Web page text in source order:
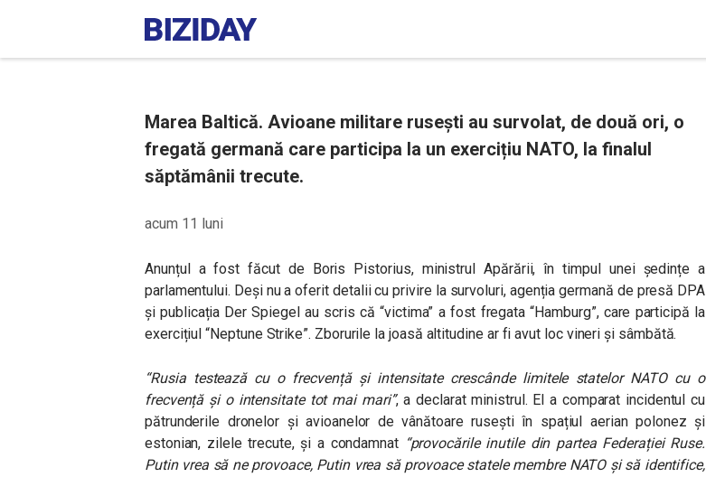
Marea Baltică. Avioane militare rusești au survolat, de două ori, o
fregată germană care participa la un exercițiu NATO, la finalul
săptămânii trecute.
acum 11 luni
Anunțul a fost făcut de Boris Pistorius, ministrul Apărării, în timpul unei ședințe a
parlamentului. Deși nu a oferit detalii cu privire la survoluri, agenția germană de presă DPA
și publicația Der Spiegel au scris că “victima” a fost fregata “Hamburg”, care participă la
exercițiul “Neptune Strike”. Zborurile la joasă altitudine ar fi avut loc vineri și sâmbătă.
“Rusia testează cu o frecvență și intensitate crescânde limitele statelor NATO cu o
frecvență și o intensitate tot mai mari”, a declarat ministrul. El a comparat incidentul cu
pătrunderile dronelor și avioanelor de vânătoare rusești în spațiul aerian polonez și
estonian, zilele trecute, și a condamnat “provocările inutile din partea Federației Ruse.
Putin vrea să ne provoace, Putin vrea să provoace statele membre NATO și să identifice,